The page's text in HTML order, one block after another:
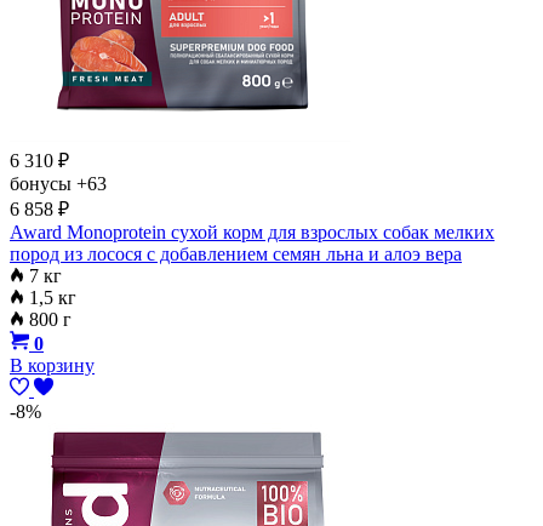
6 310 ₽
бонусы +63
6 858 ₽
Award Monoprotein сухой корм для взрослых собак мелких
пород из лосося с добавлением семян льна и алоэ вера
7 кг
1,5 кг
800 г
0
В корзину
-8%